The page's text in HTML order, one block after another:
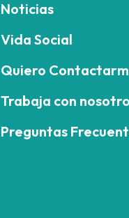
Noticias
Vida Social
Quiero
Trabaja con
Preguntas